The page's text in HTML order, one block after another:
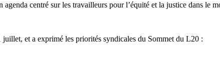
agenda centré sur les travailleurs pour l’équité et la justice dans le
et a exprimé les priorités syndicales du Sommet du L20 :